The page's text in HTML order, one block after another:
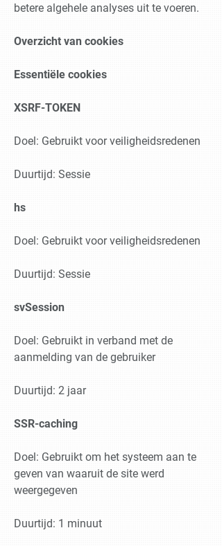
betere algehele analyses uit te voeren.
Overzicht van cookies
Essentiële cookies
XSRF-TOKEN
Doel: Gebruikt voor veiligheidsredenen
Duurtijd: Sessie
hs
Doel: Gebruikt voor veiligheidsredenen
Duurtijd: Sessie
svSession
Doel: Gebruikt in verband met de
aanmelding van de gebruiker
Duurtijd: 2 jaar
SSR-caching
Doel: Gebruikt om het systeem aan te
geven van waaruit de site werd
weergegeven
Duurtijd: 1 minuut